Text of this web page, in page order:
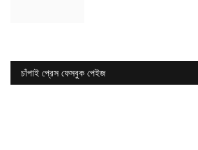
চাঁপাই প্রেস ফেসবুক পেইজ